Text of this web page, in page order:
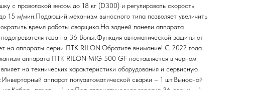
с проволокой весом до 18 кг (D300) и регулировать скорость
15 м/мин.Подающий механизм выносного типа позволяет увеличить
время работы сварщика.На задней панели аппарата
газа на 36 Вольт.Функция автоматической защиты от
на аппараты серии ПТК RILON.Обратите внимание! С 2022 года
аппарата ПТК RILON MIG 500 GF поставляется в черном
на технических характеристики оборудования и сервисную
аппарат полуавтоматической сварки – 1 шт.Выносной